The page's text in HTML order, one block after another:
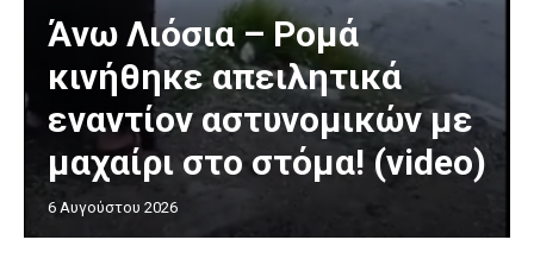
Άνω Λιόσια – Ρομά
κινήθηκε απειλητικά
εναντίον αστυνομικών με
μαχαίρι στο στόμα! (video)
6 Αυγούστου 2026